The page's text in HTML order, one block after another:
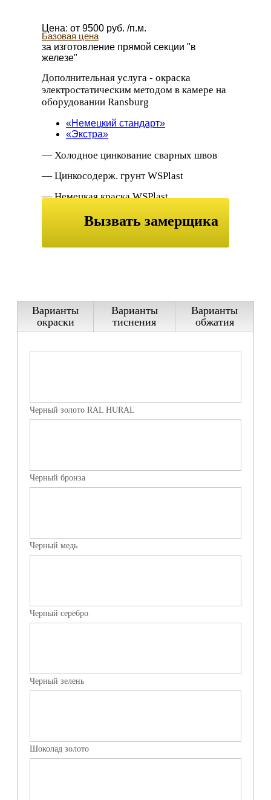
Цена: от 9500 руб. /п.м.
Базовая цена
за изготовление прямой секции "в
железе"
Дополнительная услуга - окраска
электростатическим методом в камере на
оборудовании Ransburg
«Немецкий стандарт»
«Экстра»
— Холодное цинкование сварных швов
— Цинкосодерж. грунт WSPlast
— Немецкая краска WSPlast
— Декоративный лак патина
обработка металла
Вызвать замерщика
Варианты
окраски
Варианты
тиснения
Варианты
обжатия
Черный золото RAL HURAL
Черный бронза
Черный медь
Черный серебро
Черный зелень
Шоколад золото